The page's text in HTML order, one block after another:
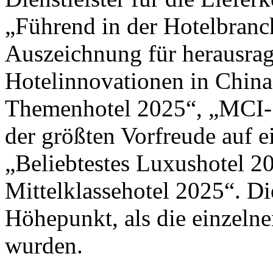
„Führend in der
Auszeichnung für
Hotelinnovationen in
Themenhotel 2025“,
der größten Vorfreude auf
„Beliebtestes Luxushotel
Mittelklassehotel 2025“.
Höhepunkt, als die
wurden.